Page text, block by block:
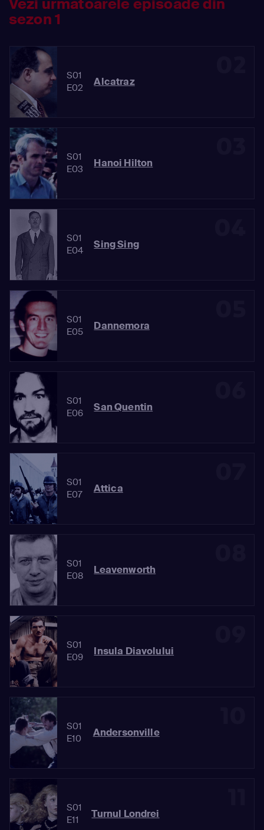
sezon 1
S01
E02
Alcatraz
S01
E03
Hanoi Hilton
S01
E04
Sing Sing
S01
E05
Dannemora
S01
E06
San Quentin
S01
E07
Attica
S01
E08
Leavenworth
S01
E09
Insula Diavolului
S01
E10
Andersonville
S01
E11
Turnul Londrei